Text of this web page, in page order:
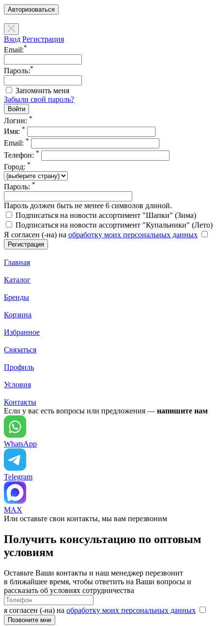
Авторизоваться
Вход Регистрация
Email:*
Пароль:*
Запомнить меня
Забыли свой пароль?
Логин: *
Имя: *
Email: *
Телефон: *
Город: *
Пароль: *
Пароль должен быть не менее 6 символов длиной.
Подписаться на новости ассортимент "Шапки" (Зима)
Подписаться на новости ассортимент "Купальники" (Лето)
Я согласен (-на) на обработку моих персональных данных
Главная
Каталог
Бренды
Корзина
Избранное
Связаться
Профиль
Условия
Контакты
Если у вас есть вопросы или предложения — напишите нам
WhatsApp
Telegram
MAX
Или оставьте свои контакты, мы вам перезвоним
Получить консультацию по оптовым
условиям
Оставьте Ваши контакты и наш менеджер перезвонит
в ближайшее время, чтобы ответить на Ваши вопросы и
рассказать об условиях сотрудничества
я согласен (-на) на обработку моих персональных данных